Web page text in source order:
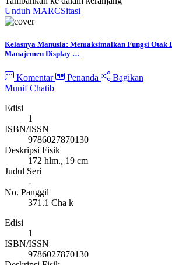
Unduh MARCSitasi
Kelasnya Manusia: Memaksimalkan Fungsi Otak
Manajemen Display …
Komentar Penanda
Bagikan
Munif Chatib
Edisi
1
ISBN/ISSN
9786027870130
Deskripsi Fisik
172 hlm., 19 cm
Judul Seri
-
No. Panggil
371.1 Cha k
Edisi
1
ISBN/ISSN
9786027870130